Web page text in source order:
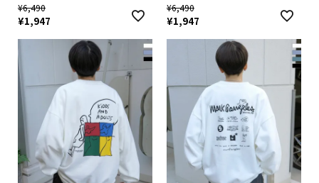
¥6,490
¥1,947
¥6,490
¥1,947